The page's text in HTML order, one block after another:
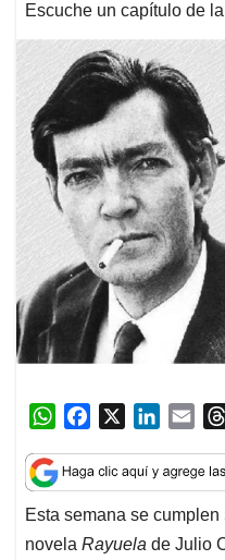
Escuche un capítulo de
W
a
t
s
A
c
e
b
o
n
k
e
d
a
i
l
Esta semana se
novela Rayuela de Julio